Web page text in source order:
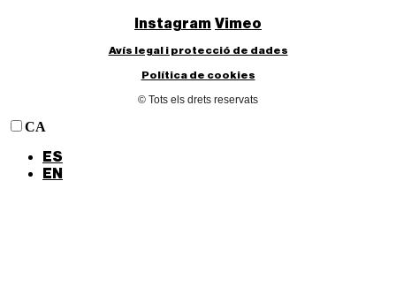
Instagram Vimeo
Avís legal i protecció de dades
Política de cookies
© Tots els drets reservats
CA
ES
EN